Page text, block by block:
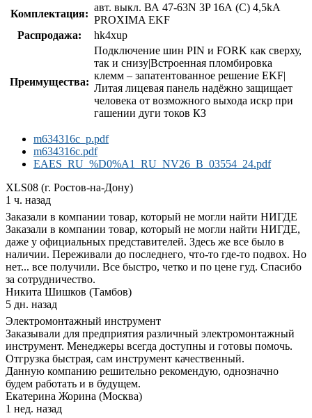
Комплектация:
авт. выкл. ВА 47-63N 3P 16А (C) 4,5kA
PROXIMA EKF
Распродажа:
hk4xup
Преимущества:
Подключение шин PIN и FORK как сверху,
так и снизу|Встроенная пломбировка
клемм – запатентованное решение EKF|
Литая лицевая панель надёжно защищает
человека от возможного выхода искр при
гашении дуги токов КЗ
m634316c_p.pdf
m634316c.pdf
EAES_RU_%D0%A1_RU_NV26_B_03554_24.pdf
XLS08 (г. Ростов-на-Дону)
1 ч. назад
Заказали в компании товар, который не могли найти НИГДЕ
Заказали в компании товар, который не могли найти НИГДЕ,
даже у официальных представителей. Здесь же все было в
наличии. Переживали до последнего, что-то где-то подвох. Но
нет... все получили. Все быстро, четко и по цене гуд. Спасибо
за сотрудничество.
Никита Шишков (Тамбов)
5 дн. назад
Электромонтажный инструмент
Заказывали для предприятия различный электромонтажный
инструмент. Менеджеры всегда доступны и готовы помочь.
Отгрузка быстрая, сам инструмент качественный.
Данную компанию решительно рекомендую, однозначно
будем работать и в будущем.
Екатерина Жорина (Москва)
1 нед. назад